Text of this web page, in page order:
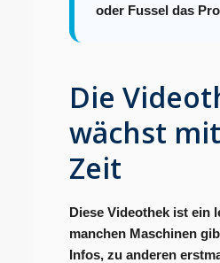
oder Fussel das
Die
wächst
Zeit
Diese Videothek ist ein
manchen Maschinen
Infos, zu anderen